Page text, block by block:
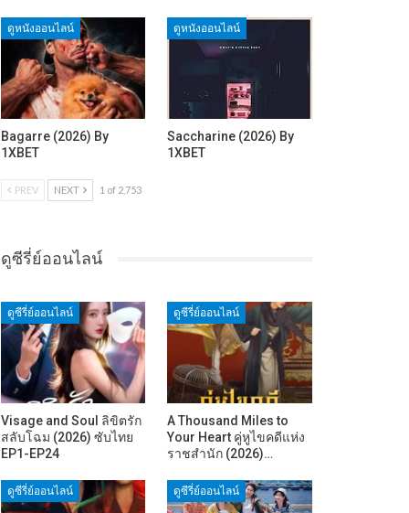
ดูหนังออนไลน์
Bagarre (2026) By
1XBET
ดูหนังออนไลน์
Saccharine (2026) By
1XBET
PREV NEXT 1 of 2,753
ดูซีรี่ย์ออนไลน์
ดูซีรี่ย์ออนไลน์
Visage and Soul ลิขิตรัก
สลับโฉม (2026) ซับไทย
EP1-EP24
ดูซีรี่ย์ออนไลน์
A Thousand Miles to
Your Heart คู่หูไขคดีแห่ง
ราชสำนัก (2026)…
ดูซีรี่ย์ออนไลน์ ดูซีรี่ย์ออนไลน์